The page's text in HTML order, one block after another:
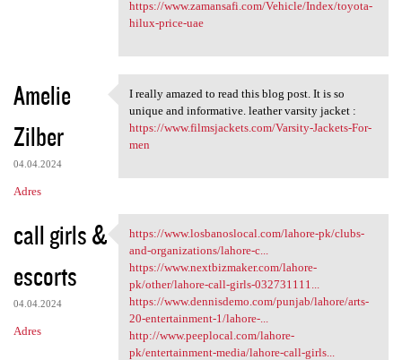
https://www.zamansafi.com/Vehicle/Index/toyota-
hilux-price-uae
Amelie
Zilber
04.04.2024
Adres
I really amazed to read this
I really amazed to read this blog post. It is so
unique and informative. leather varsity jacket :
https://www.filmsjackets.com/Varsity-Jackets-For-
men
call girls &
escorts
04.04.2024
Adres
https://www.losbanoslocal.com
https://www.losbanoslocal.com/lahore-pk/clubs-
and-organizations/lahore-c...
https://www.nextbizmaker.com/lahore-
pk/other/lahore-call-girls-032731111...
https://www.dennisdemo.com/punjab/lahore/arts-
20-entertainment-1/lahore-...
http://www.peeplocal.com/lahore-
pk/entertainment-media/lahore-call-girls...